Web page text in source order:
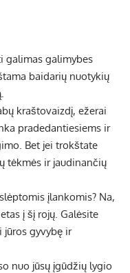
galimas galimybes
baidarių nuotykių
kraštovaizdį, ežerai
pradedantiesiems ir
Bet jei trokštate
tėkmės ir jaudinančių
įlankomis? Na,
į šį rojų. Galėsite
jūros gyvybę ir
nuo jūsų įgūdžių lygio